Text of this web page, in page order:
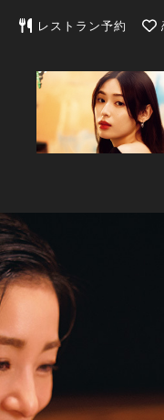
東京カレンダー | 最新
レストラン予約